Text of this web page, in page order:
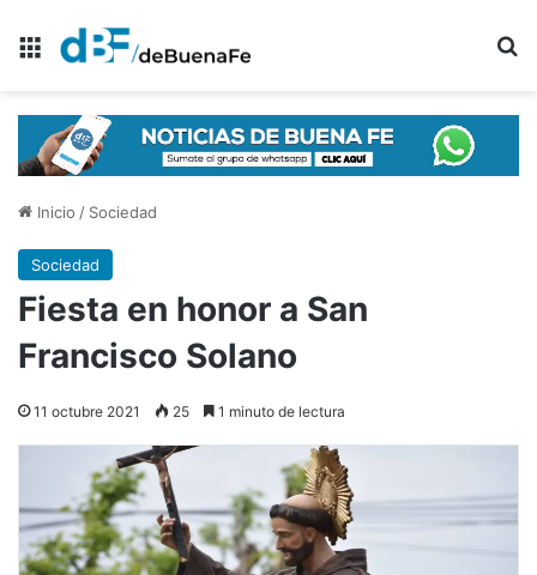
Menú
Inicio / Sociedad
Sociedad
Fiesta en honor a San
Francisco Solano
11 octubre 2021 25 1 minuto de lectura